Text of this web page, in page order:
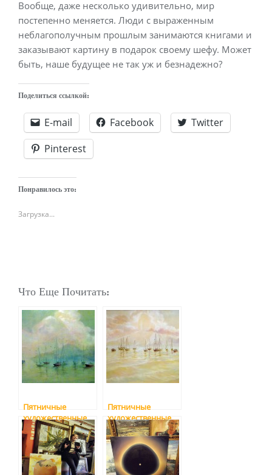
Вообще, даже несколько удивительно, мир
постепенно меняется. Люди с выраженным
неблагополучным прошлым занимаются книгами и
заказывают картину в подарок своему шефу. Может
быть, наше будущее не так уж и безнадежно?
Поделиться ссылкой:
E-mail Facebook
Twitter
Pinterest
Понравилось это:
Загрузка...
Что Еще Почитать:
Пятничные
художественные
смотрины ч. 6: о
море, море!
Пятничные
художественные
смотрины ч. 7: и
снова море